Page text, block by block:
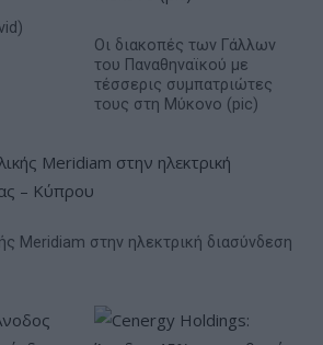
Οι διακοπές των Γάλλων
του Παναθηναϊκού με
τέσσερις συμπατριώτες
τους στη Μύκονο (pic)
Meridiam στην ηλεκτρική διασύνδεση